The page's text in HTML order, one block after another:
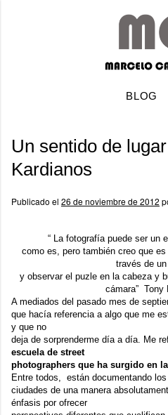
BLOG
Un sentido de
Kardianos
Publicado el 26 de noviembre de 2012
“ La fotografía puede ser un
como es, pero también creo que
través de
y observar el puzle en la cabeza y
cámara” Tony
A mediados del pasado mes de
que hacía referencia a algo que me
y que no
deja de sorprenderme día a día. Me
escuela de street
photographers que ha surgido en
Entre todos, están documentando
ciudades de una manera
énfasis por ofrecer